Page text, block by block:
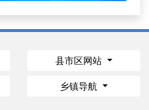
县市区网站
乡镇导航